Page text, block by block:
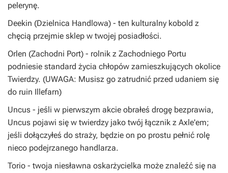
pelerynę.
Deekin (Dzielnica Handlowa) - ten kulturalny kobold z
chęcią przejmie sklep w twojej posiadłości.
Orlen (Zachodni Port) - rolnik z Zachodniego Portu
podniesie standard życia chłopów zamieszkujących okolice
Twierdzy. (UWAGA: Musisz go zatrudnić przed udaniem się
do ruin Illefarn)
Uncus - jeśli w pierwszym akcie obrałeś drogę bezprawia,
Uncus pojawi się w twierdzy jako twój łącznik z Axle'em;
jeśli dołączyłeś do straży, będzie on po prostu pełnić rolę
nieco podejrzanego handlarza.
Torio - twoja niesławna oskarżycielka może znaleźć się na